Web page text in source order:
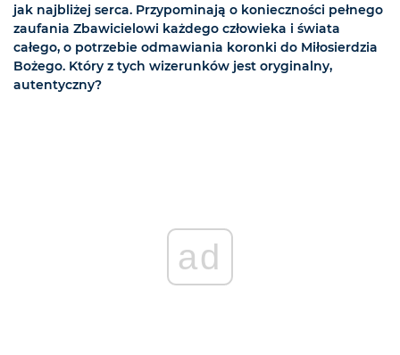
jak najbliżej serca. Przypominają o konieczności pełnego
zaufania Zbawicielowi każdego człowieka i świata
całego, o potrzebie odmawiania koronki do Miłosierdzia
Bożego. Który z tych wizerunków jest oryginalny,
autentyczny?
ad